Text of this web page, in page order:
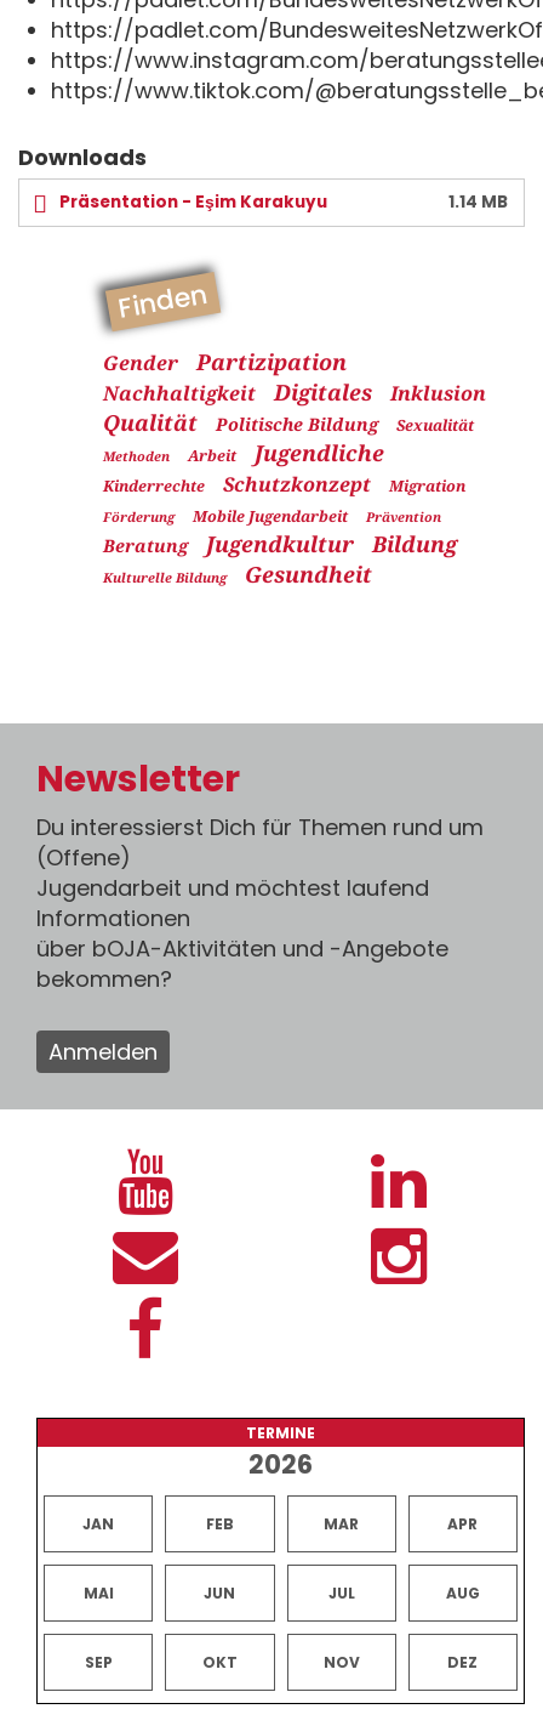
https://padlet.com/
https://www.instagram.com/
https://www.tiktok.com/
Downloads
Präsentation - Eşim Karakuyu 1.14 MB
Finden
Gender Partizipation
Nachhaltigkeit Digitales Inklusion
Qualität Politische Bildung Sexualität
Methoden Arbeit Jugendliche
Kinderrechte Schutzkonzept Migration
Förderung Mobile Jugendarbeit Prävention
Beratung Jugendkultur Bildung
Kulturelle Bildung Gesundheit
Newsletter
Du interessierst Dich für Themen rund um
(Offene)
Jugendarbeit und möchtest laufend
Informationen
über bOJA-Aktivitäten und -Angebote
bekommen?
Anmelden
TERMINE
2026
JAN FEB MAR APR
MAI JUN JUL AUG
SEP OKT NOV DEZ